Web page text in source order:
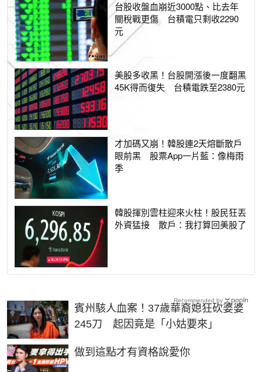
台股收盤血崩近3000點、比去年
關稅戰更傷 台積電只剩收2290
元
美股多收黑！台股開漲後一度翻黑
45K得而復失 台積電跌至2380元
才加碼又崩！韓股連2天熔斷散戶
眼前黑 股票App一片藍：像梅雨
季
韓股揮別雲柱迎來火柱！股民狂丟
外資猛接 散戶：我打算回美股了
賓州駭人血案！37歲華裔媳狂砍婆婆
245刀 起因竟是「小姑要來」
做到這點才有資格說愛你
PR
Recommended by